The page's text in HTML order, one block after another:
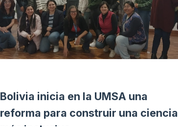
Bolivia inicia en la UMSA una
reforma para construir una ciencia